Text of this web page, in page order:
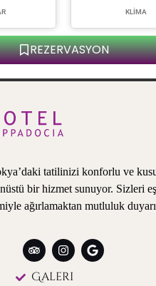
KLİMA
REZERVASYON
tatilinizi konforlu ve
bir hizmet sunuyor. Sizleri
ağırlamaktan mutluluk
Galeri